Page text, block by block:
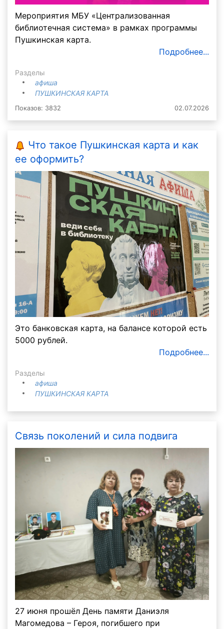
Мероприятия МБУ «Централизованная
библиотечная система» в рамках программы
Пушкинская карта.
Подробнее...
Разделы
афиша
ПУШКИНСКАЯ КАРТА
Показов: 3832 02.07.2026
Что такое Пушкинская карта и как
ее оформить?
Это банковская карта, на балансе которой есть
5000 рублей.
Подробнее...
Разделы
афиша
ПУШКИНСКАЯ КАРТА
Связь поколений и сила подвига
27 июня прошёл День памяти Даниэля
Магомедова – Героя, погибшего при